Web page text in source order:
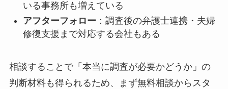
いる事務所も増えている
アフターフォロー ：調査後の弁護士連携・夫婦
修復支援まで対応する会社もある
相談することで「本当に調査が必要かどうか」の
判断材料も得られるため、まず無料相談からスタ